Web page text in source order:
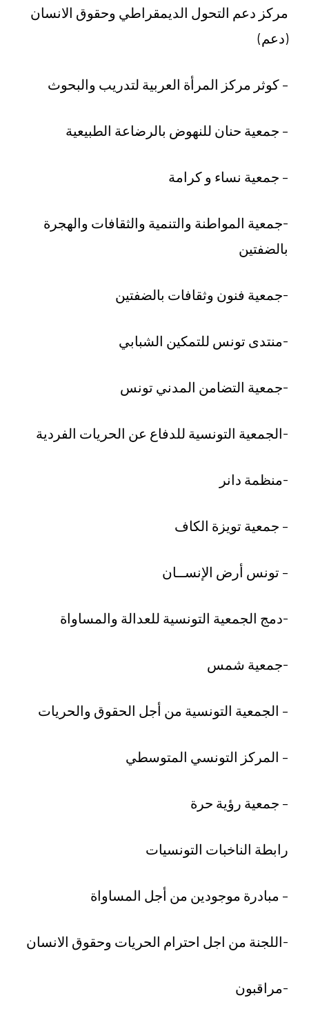
مركز دعم التحول الديمقراطي وحقوق الانسان
(دعم)
– كوثر مركز المرأة العربية لتدريب والبحوث
– جمعية حنان للنهوض بالرضاعة الطبيعية
– جمعية نساء و كرامة
-جمعية المواطنة والتنمية والثقافات والهجرة
بالضفتين
-جمعية فنون وثقافات بالضفتين
-منتدى تونس للتمكين الشبابي
-جمعية التضامن المدني تونس
-الجمعية التونسية للدفاع عن الحريات الفردية
-منظمة دانر
– جمعية تويزة الكاف
– تونس أرض الإنســان
-دمج الجمعية التونسية للعدالة والمساواة
-جمعية شمس
– الجمعية التونسية من أجل الحقوق والحريات
– المركز التونسي المتوسطي
– جمعية رؤية حرة
رابطة الناخبات التونسيات
– مبادرة موجودين من أجل المساواة
-اللجنة من اجل احترام الحريات وحقوق الانسان
-مراقبون